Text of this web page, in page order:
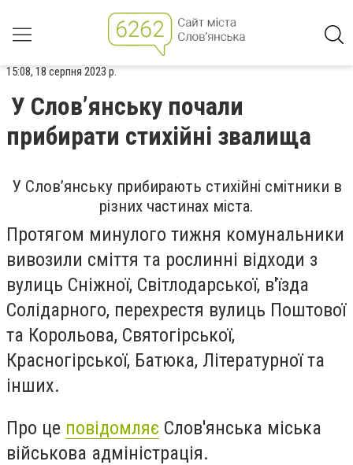
15:08, 18 серпня 2023 р.
У Слов’янську почали
прибирати стихійні звалища
У Слов’янську прибирають стихійні смітники в
різних частинах міста.
Протягом минулого тижня комунальники
вивозили сміття та рослинні відходи з
вулиць Сніжної, Світлодарської, в'їзда
Солідарного, перехрестя вулиць Поштової
та Корольова, Святогірської,
Красногірської, Батюка, Літературної та
інших.
Про це повідомляє Слов'янська міська
військова адміністрація.